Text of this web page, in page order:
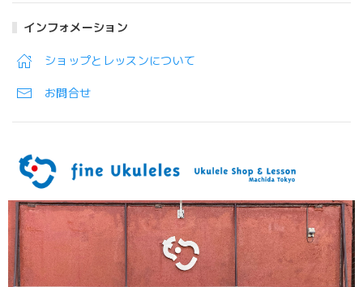
インフォメーション
ショップとレッスンについて
お問合せ